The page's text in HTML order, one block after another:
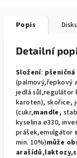
Popis
Detailní
Složení:
(palmový,řepkový
jedlá sůl,regulátor
karoten), skořice,
(cukr,mandle,
kyselina e330,
prášek,emulgátor
min. 10%)může